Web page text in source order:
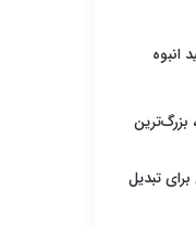
انبوه
بزرگ‌ترین
تبدیل